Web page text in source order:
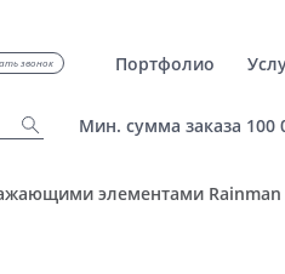
звонок Портфолио
Мин. сумма заказа 100
элементами Rainman